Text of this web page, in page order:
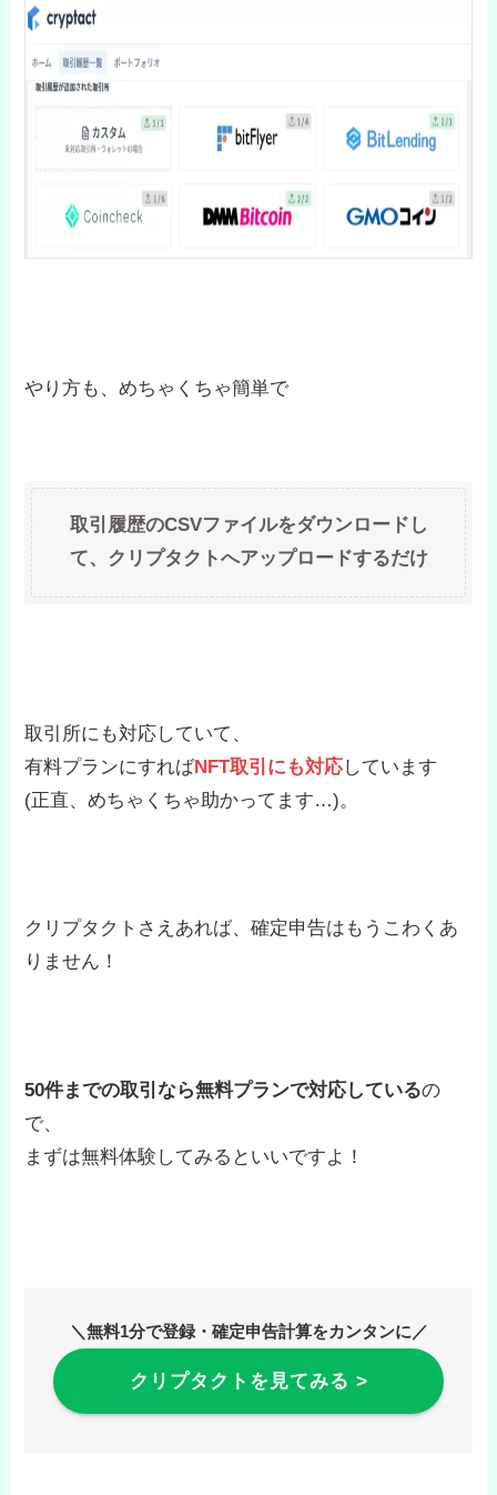
やり方も、めちゃくちゃ簡単で
取引履歴のCSVファイルをダウンロードし
て、クリプタクトへアップロードするだけ
取引所にも対応していて、
有料プランにすればNFT取引にも対応しています
(正直、めちゃくちゃ助かってます…)。
クリプタクトさえあれば、確定申告はもうこわくあ
りません！
50件までの取引なら無料プランで対応しているの
で、
まずは無料体験してみるといいですよ！
＼無料1分で登録・確定申告計算をカンタンに／
クリプタクトを見てみる >